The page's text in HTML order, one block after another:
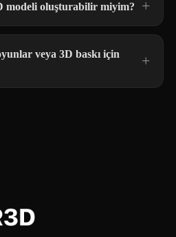
modeli oluşturabilir miyim?
veya 3D baskı için